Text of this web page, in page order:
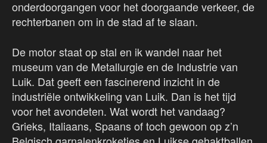
onderdoorgangen voor het doorgaande verkeer, de
rechterbanen om in de stad af te slaan.
De motor staat op stal en ik wandel naar het
museum van de Metallurgie en de Industrie van
Luik. Dat geeft een fascinerend inzicht in de
industriële ontwikkeling van Luik. Dan is het tijd
voor het avondeten. Wat wordt het vandaag?
Grieks, Italiaans, Spaans of toch gewoon op z’n